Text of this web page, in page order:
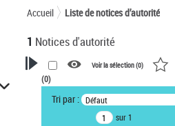
Accueil Liste de notices d’autorité
1 Notices d'autorité
VOTRE RECHERCHE
Recherche avancée dans les
notices d’autorité
Voir la sélection (0)
(0)
Tri par : Défaut
sur 1